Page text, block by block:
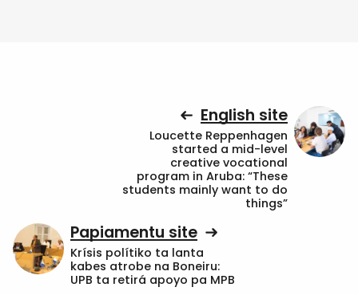
English site
Loucette Reppenhagen
started a mid-level
creative vocational
program in Aruba: “These
students mainly want to do
things”
Papiamentu site
Krísis polítiko ta lanta
kabes atrobe na Boneiru:
UPB ta retirá apoyo pa MPB